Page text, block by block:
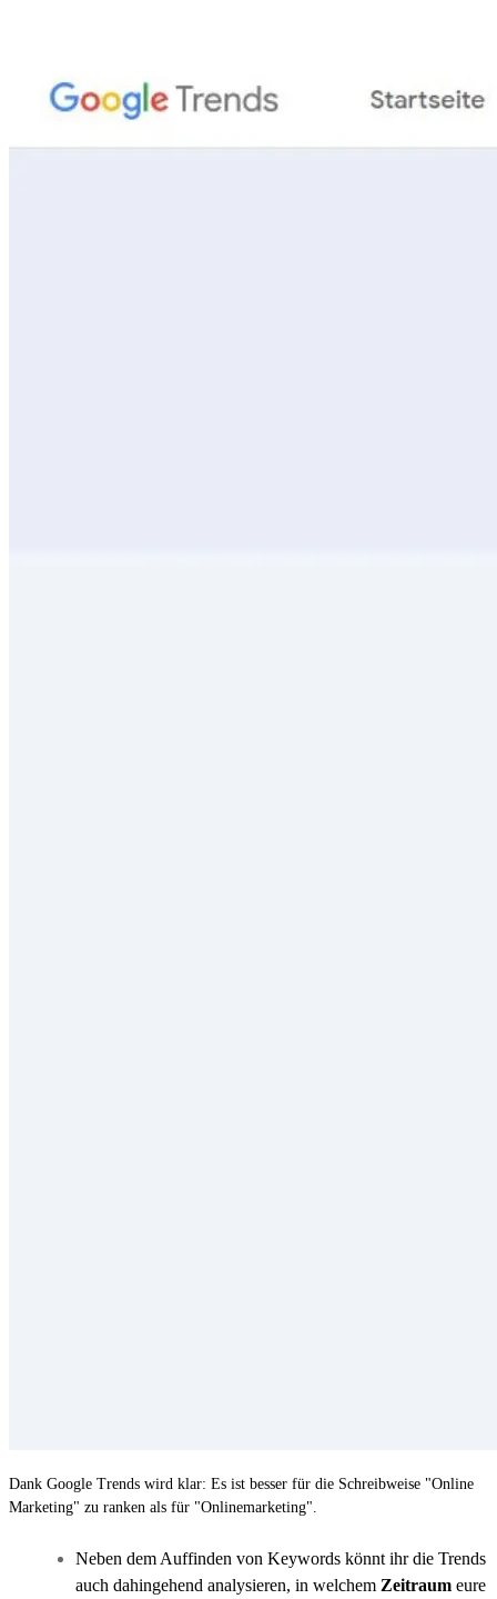
Dank Google Trends wird klar: Es ist besser für die Schreibweise "Online
Marketing" zu ranken als für "Onlinemarketing".
Neben dem Auffinden von Keywords könnt ihr die Trends
auch dahingehend analysieren, in welchem Zeitraum eure